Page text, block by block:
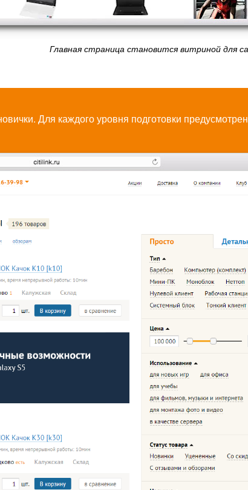
Главная страница становится витриной для
Для каждого уровня подготовки